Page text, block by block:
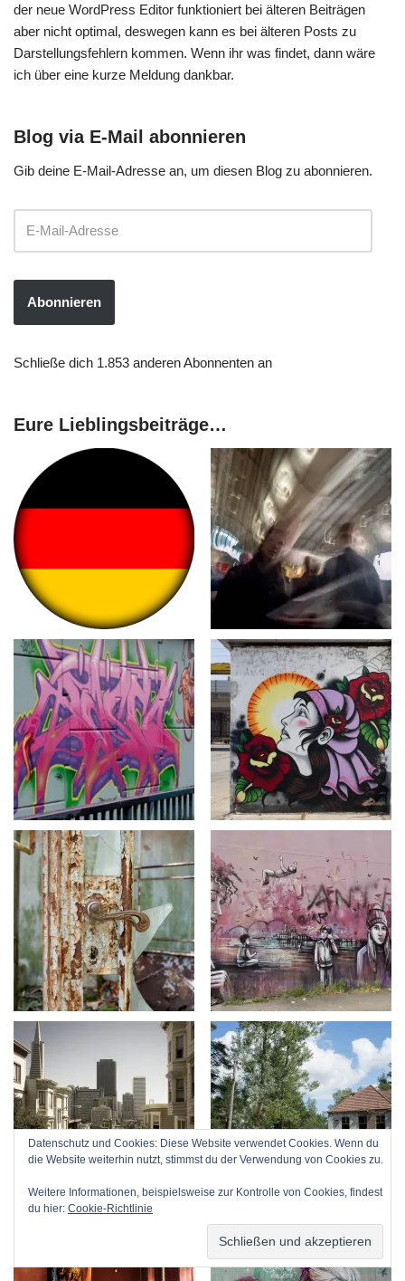
der neue WordPress Editor funktioniert bei älteren Beiträgen
aber nicht optimal, deswegen kann es bei älteren Posts zu
Darstellungsfehlern kommen. Wenn ihr was findet, dann wäre
ich über eine kurze Meldung dankbar.
Blog via E-Mail abonnieren
Gib deine E-Mail-Adresse an, um diesen Blog zu abonnieren.
Abonnieren
Schließe dich 1.853 anderen Abonnenten an
Eure Lieblingsbeiträge…
Datenschutz und Cookies: Diese Website verwendet Cookies. Wenn du
die Website weiterhin nutzt, stimmst du der Verwendung von Cookies zu.
Weitere Informationen, beispielsweise zur Kontrolle von Cookies, findest
du hier: Cookie-Richtlinie